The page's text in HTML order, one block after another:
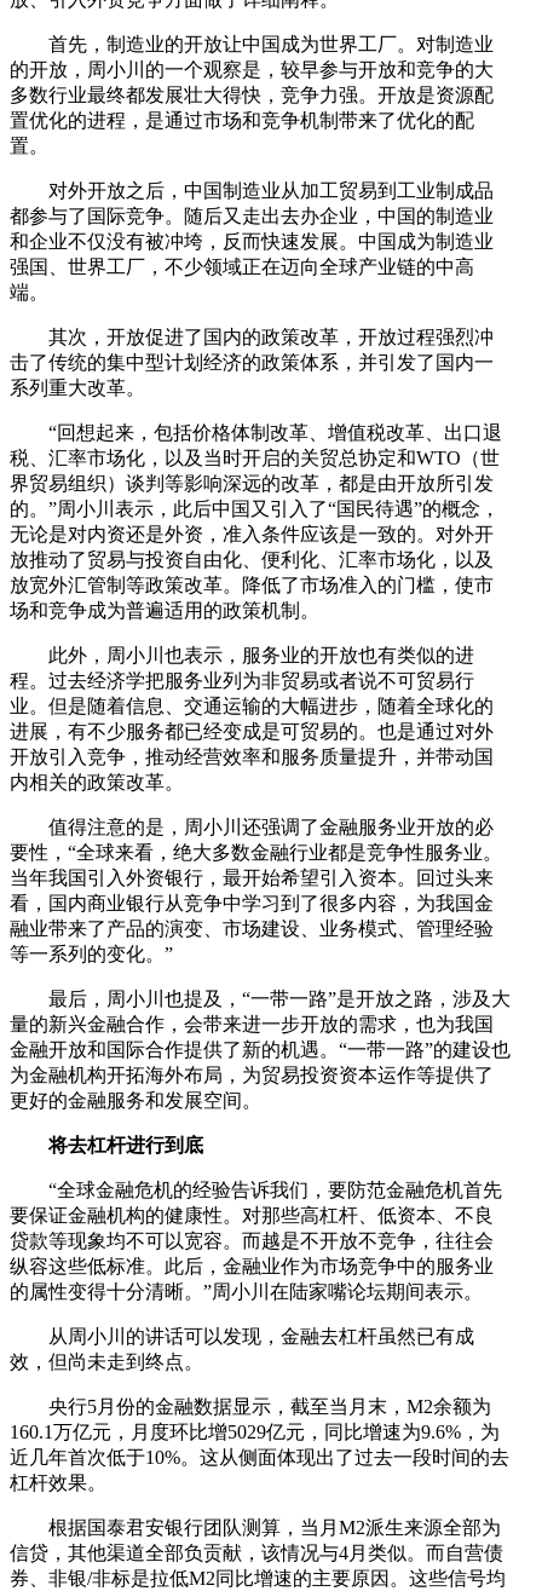
首先，制造业的开放让中国成为世界工厂。对制造业
的开放，周小川的一个观察是，较早参与开放和竞争的大
多数行业最终都发展壮大得快，竞争力强。开放是资源配
置优化的进程，是通过市场和竞争机制带来了优化的配
置。
对外开放之后，中国制造业从加工贸易到工业制成品
都参与了国际竞争。随后又走出去办企业，中国的制造业
和企业不仅没有被冲垮，反而快速发展。中国成为制造业
强国、世界工厂，不少领域正在迈向全球产业链的中高
端。
其次，开放促进了国内的政策改革，开放过程强烈冲
击了传统的集中型计划经济的政策体系，并引发了国内一
系列重大改革。
“回想起来，包括价格体制改革、增值税改革、出口退
税、汇率市场化，以及当时开启的关贸总协定和WTO（世
界贸易组织）谈判等影响深远的改革，都是由开放所引发
的。”周小川表示，此后中国又引入了“国民待遇”的概念，
无论是对内资还是外资，准入条件应该是一致的。对外开
放推动了贸易与投资自由化、便利化、汇率市场化，以及
放宽外汇管制等政策改革。降低了市场准入的门槛，使市
场和竞争成为普遍适用的政策机制。
此外，周小川也表示，服务业的开放也有类似的进
程。过去经济学把服务业列为非贸易或者说不可贸易行
业。但是随着信息、交通运输的大幅进步，随着全球化的
进展，有不少服务都已经变成是可贸易的。也是通过对外
开放引入竞争，推动经营效率和服务质量提升，并带动国
内相关的政策改革。
值得注意的是，周小川还强调了金融服务业开放的必
要性，“全球来看，绝大多数金融行业都是竞争性服务业。
当年我国引入外资银行，最开始希望引入资本。回过头来
看，国内商业银行从竞争中学习到了很多内容，为我国金
融业带来了产品的演变、市场建设、业务模式、管理经验
等一系列的变化。”
最后，周小川也提及，“一带一路”是开放之路，涉及大
量的新兴金融合作，会带来进一步开放的需求，也为我国
金融开放和国际合作提供了新的机遇。“一带一路”的建设也
为金融机构开拓海外布局，为贸易投资资本运作等提供了
更好的金融服务和发展空间。
将去杠杆进行到底
“全球金融危机的经验告诉我们，要防范金融危机首先
要保证金融机构的健康性。对那些高杠杆、低资本、不良
贷款等现象均不可以宽容。而越是不开放不竞争，往往会
纵容这些低标准。此后，金融业作为市场竞争中的服务业
的属性变得十分清晰。”周小川在陆家嘴论坛期间表示。
从周小川的讲话可以发现，金融去杠杆虽然已有成
效，但尚未走到终点。
央行5月份的金融数据显示，截至当月末，M2余额为
160.1万亿元，月度环比增5029亿元，同比增速为9.6%，为
近几年首次低于10%。这从侧面体现出了过去一段时间的去
杠杆效果。
根据国泰君安银行团队测算，当月M2派生来源全部为
信贷，其他渠道全部负贡献，该情况与4月类似。而自营债
券、非银/非标是拉低M2同比增速的主要原因。这些信号均